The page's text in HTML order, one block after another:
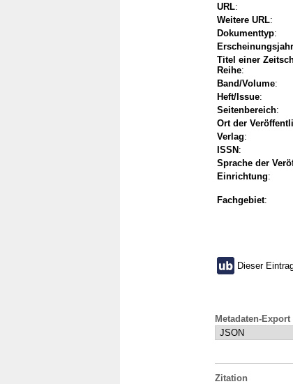
URL:
Weitere URL:
Dokumenttyp:
Erscheinungsjahr
Titel einer
Reihe:
Band/Volume:
Heft/Issue:
Seitenbereich:
Ort der
Verlag:
ISSN :
Sprache der
Einrichtung:
Fachgebiet:
Dieser
Metadaten-Export
Zitation